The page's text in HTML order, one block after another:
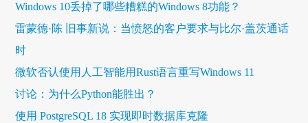
Windows 10丢掉了哪些糟糕的Windows 8功能？
雷蒙德·陈 旧事新说：当愤怒的客户要求与比尔·盖茨通话
时
微软否认使用人工智能用Rust语言重写Windows 11
讨论：为什么Python能胜出？
使用 PostgreSQL 18 实现即时数据库克隆